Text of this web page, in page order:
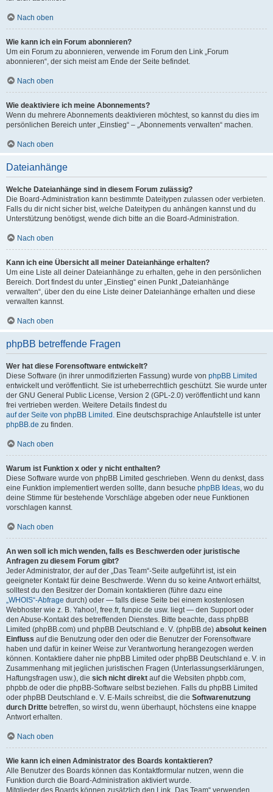
Nach oben
Wie kann ich ein Forum abonnieren?
Um ein Forum zu abonnieren, verwende im Forum den Link „Forum
abonnieren“, der sich meist am Ende der Seite befindet.
Nach oben
Wie deaktiviere ich meine Abonnements?
Wenn du mehrere Abonnements deaktivieren möchtest, so kannst du dies im
persönlichen Bereich unter „Einstieg“ – „Abonnements verwalten“ machen.
Nach oben
Dateianhänge
Welche Dateianhänge sind in diesem Forum zulässig?
Die Board-Administration kann bestimmte Dateitypen zulassen oder verbieten.
Falls du dir nicht sicher bist, welche Dateitypen du anhängen kannst und du
Unterstützung benötigst, wende dich bitte an die Board-Administration.
Nach oben
Kann ich eine Übersicht all meiner Dateianhänge erhalten?
Um eine Liste all deiner Dateianhänge zu erhalten, gehe in den persönlichen
Bereich. Dort findest du unter „Einstieg“ einen Punkt „Dateianhänge
verwalten“, über den du eine Liste deiner Dateianhänge erhalten und diese
verwalten kannst.
Nach oben
phpBB betreffende Fragen
Wer hat diese Forensoftware entwickelt?
Diese Software (in ihrer unmodifizierten Fassung) wurde von phpBB Limited
entwickelt und veröffentlicht. Sie ist urheberrechtlich geschützt. Sie wurde unter
der GNU General Public License, Version 2 (GPL-2.0) veröffentlicht und kann
frei vertrieben werden. Weitere Details findest du
auf der Seite von phpBB Limited . Eine deutschsprachige Anlaufstelle ist unter
phpBB.de zu finden.
Nach oben
Warum ist Funktion x oder y nicht enthalten?
Diese Software wurde von phpBB Limited geschrieben. Wenn du denkst, dass
eine Funktion implementiert werden sollte, dann besuche phpBB Ideas, wo du
deine Stimme für bestehende Vorschläge abgeben oder neue Funktionen
vorschlagen kannst.
Nach oben
An wen soll ich mich wenden, falls es Beschwerden oder juristische
Anfragen zu diesem Forum gibt?
Jeder Administrator, der auf der „Das Team“-Seite aufgeführt ist, ist ein
geeigneter Kontakt für deine Beschwerde. Wenn du so keine Antwort erhältst,
solltest du den Besitzer der Domain kontaktieren (führe dazu eine
„WHOIS“-Abfrage durch) oder — falls diese Seite bei einem kostenlosen
Webhoster wie z. B. Yahoo!, free.fr, funpic.de usw. liegt — den Support oder
den Abuse-Kontakt des betreffenden Dienstes. Bitte beachte, dass phpBB
Limited (phpBB.com) und phpBB Deutschland e. V. (phpBB.de) absolut keinen
Einfluss auf die Benutzung oder den oder die Benutzer der Forensoftware
haben und dafür in keiner Weise zur Verantwortung herangezogen werden
können. Kontaktiere daher nie phpBB Limited oder phpBB Deutschland e. V. in
Zusammenhang mit jeglichen juristischen Fragen (Unterlassungserklärungen,
Haftungsfragen usw.), die sich nicht direkt auf die Websiten phpbb.com,
phpbb.de oder die phpBB-Software selbst beziehen. Falls du phpBB Limited
oder phpBB Deutschland e. V. E-Mails schreibst, die die Softwarenutzung
durch Dritte betreffen, so wirst du, wenn überhaupt, höchstens eine knappe
Antwort erhalten.
Nach oben
Wie kann ich einen Administrator des Boards kontaktieren?
Alle Benutzer des Boards können das Kontaktformular nutzen, wenn die
Funktion durch die Board-Administration aktiviert wurde.
Mitglieder des Boards können zusätzlich den Link „Das Team“ verwenden.